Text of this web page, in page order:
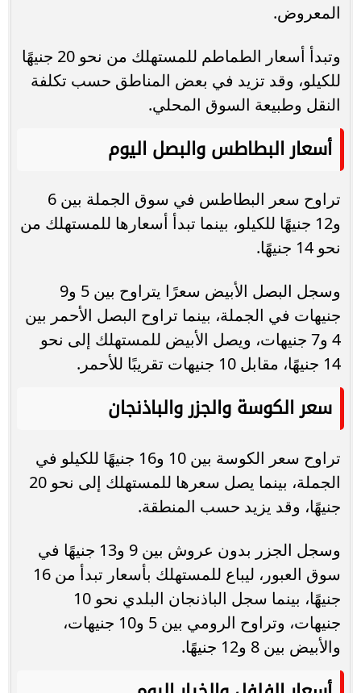
المعروض.
وتبدأ أسعار الطماطم للمستهلك من نحو 20 جنيهًا
للكيلو، وقد تزيد في بعض المناطق حسب تكلفة
النقل وطبيعة السوق المحلي.
أسعار البطاطس والبصل اليوم
تراوح سعر البطاطس في سوق الجملة بين 6
و12 جنيهًا للكيلو، بينما تبدأ أسعارها للمستهلك من
نحو 14 جنيهًا.
وسجل البصل الأبيض سعرًا يتراوح بين 5 و9
جنيهات في الجملة، بينما تراوح البصل الأحمر بين
4 و7 جنيهات، ويصل الأبيض للمستهلك إلى نحو
14 جنيهًا، مقابل 10 جنيهات تقريبًا للأحمر.
سعر الكوسة والجزر والباذنجان
تراوح سعر الكوسة بين 10 و16 جنيهًا للكيلو في
الجملة، بينما يصل سعرها للمستهلك إلى نحو 20
جنيهًا، وقد يزيد حسب المنطقة.
وسجل الجزر بدون عروش بين 9 و13 جنيهًا في
سوق العبور، ليباع للمستهلك بأسعار تبدأ من 16
جنيهًا، بينما سجل الباذنجان البلدي نحو 10
جنيهات، وتراوح الرومي بين 5 و10 جنيهات،
والأبيض بين 8 و12 جنيهًا.